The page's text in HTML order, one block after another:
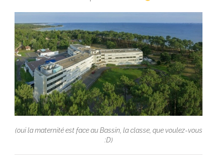
(oui la maternité est face au Bassin, la classe, que voulez-vous
:D)